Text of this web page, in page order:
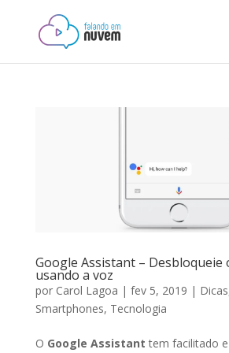
Google Assistant – Desbloqueie
usando a voz
por Carol Lagoa | fev 5, 2019 | Dicas
Smartphones, Tecnologia
O Google Assistant tem facilitado